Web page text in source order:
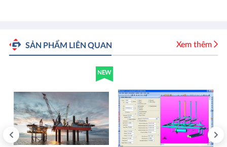
SẢN PHẨM LIÊN QUAN Xem thêm
NEW